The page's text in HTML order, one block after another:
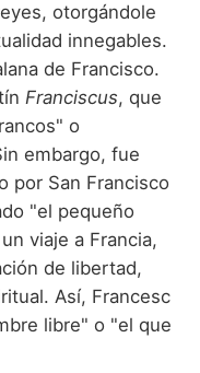
otorgándole
innegables.
de Francisco.
Franciscus, que
o
embargo, fue
por San Francisco
"el pequeño
viaje a Francia,
de libertad,
Así, Francesc
libre" o "el que